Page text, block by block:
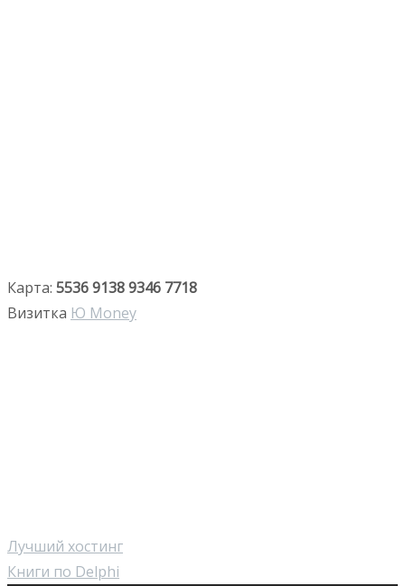
Карта: 5536 9138 9346 7718
Визитка Ю Money
Лучший хостинг
Книги по Delphi